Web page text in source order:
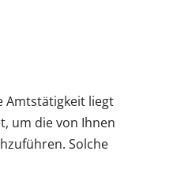
Amtstätigkeit liegt
um die von Ihnen
Solche